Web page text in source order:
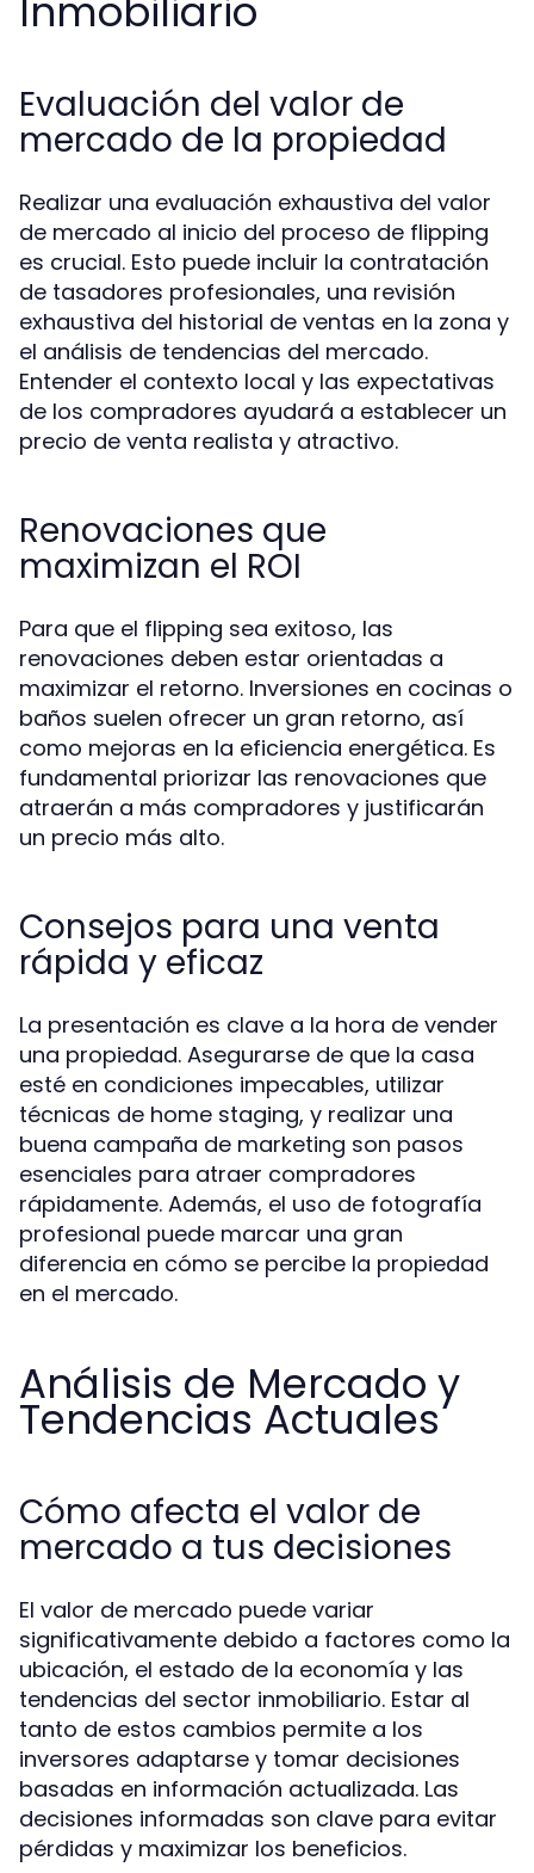
Inmobiliario
Evaluación del valor de
mercado de la propiedad
Realizar una evaluación exhaustiva del valor
de mercado al inicio del proceso de flipping
es crucial. Esto puede incluir la contratación
de tasadores profesionales, una revisión
exhaustiva del historial de ventas en la zona y
el análisis de tendencias del mercado.
Entender el contexto local y las expectativas
de los compradores ayudará a establecer un
precio de venta realista y atractivo.
Renovaciones que
maximizan el ROI
Para que el flipping sea exitoso, las
renovaciones deben estar orientadas a
maximizar el retorno. Inversiones en cocinas o
baños suelen ofrecer un gran retorno, así
como mejoras en la eficiencia energética. Es
fundamental priorizar las renovaciones que
atraerán a más compradores y justificarán
un precio más alto.
Consejos para una venta
rápida y eficaz
La presentación es clave a la hora de vender
una propiedad. Asegurarse de que la casa
esté en condiciones impecables, utilizar
técnicas de home staging, y realizar una
buena campaña de marketing son pasos
esenciales para atraer compradores
rápidamente. Además, el uso de fotografía
profesional puede marcar una gran
diferencia en cómo se percibe la propiedad
en el mercado.
Análisis de Mercado y
Tendencias Actuales
Cómo afecta el valor de
mercado a tus decisiones
El valor de mercado puede variar
significativamente debido a factores como la
ubicación, el estado de la economía y las
tendencias del sector inmobiliario. Estar al
tanto de estos cambios permite a los
inversores adaptarse y tomar decisiones
basadas en información actualizada. Las
decisiones informadas son clave para evitar
pérdidas y maximizar los beneficios.